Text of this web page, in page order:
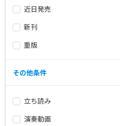
近日発売
新刊
重版
その他条件
立ち読み
演奏動画